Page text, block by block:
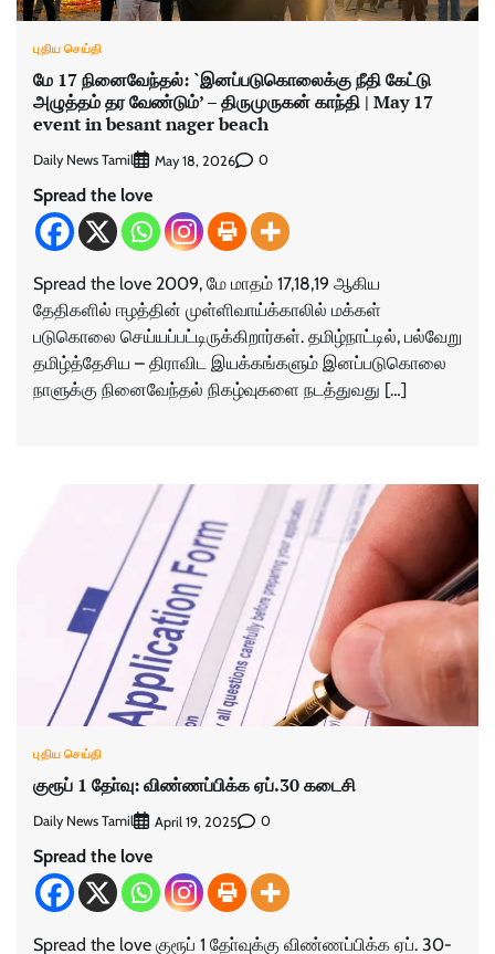
புதிய செய்தி
மே 17 நினைவேந்தல்: `இனப்படுகொலைக்கு நீதி கேட்டு
அழுத்தம் தர வேண்டும்’ – திருமுருகன் காந்தி | May 17
event in besant nager beach
Daily News Tamil May 18, 2026 0
Spread the love
Spread the love 2009, மே மாதம் 17,18,19 ஆகிய
தேதிகளில் ஈழத்தின் முள்ளிவாய்க்காலில் மக்கள்
படுகொலை செய்யப்பட்டிருக்கிறார்கள். தமிழ்நாட்டில், பல்வேறு
தமிழ்த்தேசிய – திராவிட இயக்கங்களும் இனப்படுகொலை
நாளுக்கு நினைவேந்தல் நிகழ்வுகளை நடத்துவது […]
புதிய செய்தி
குரூப் 1 தோ்வு: விண்ணப்பிக்க ஏப்.30 கடைசி
Daily News Tamil April 19, 2025 0
Spread the love
Spread the love குரூப் 1 தோ்வுக்கு விண்ணப்பிக்க ஏப். 30-